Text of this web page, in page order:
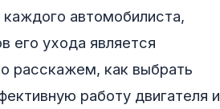
автомобилиста,
его ухода является
расскажем, как выбрать
работу двигателя и